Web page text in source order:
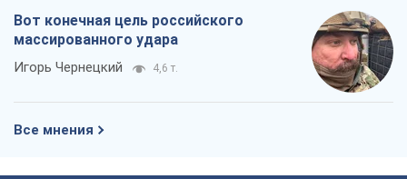
Вот конечная цель российского
массированного удара
Игорь Чернецкий 4,6 т.
Все мнения